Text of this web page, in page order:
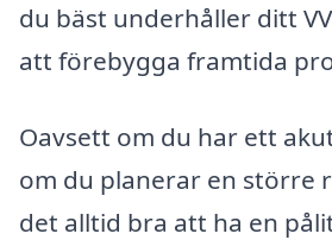
du bäst underhåller ditt
att förebygga framtida
Oavsett om du har ett
om du planerar en större
det alltid bra att ha en